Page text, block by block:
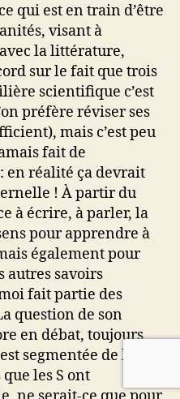
qui est en train d’être
visant à
la littérature,
sur le fait que trois
scientifique c’est
préfère réviser ses
mais c’est peu
fait de
en réalité ça devrait
! À partir du
à écrire, à parler, la
pour apprendre à
également pour
autres savoirs
fait partie des
question de son
en débat, toujours
segmentée de la
les S ont